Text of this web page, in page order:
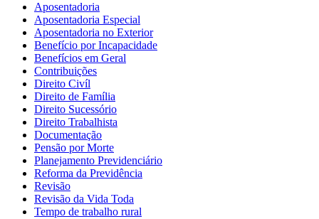
Aposentadoria
Aposentadoria Especial
Aposentadoria no Exterior
Benefício por Incapacidade
Benefícios em Geral
Contribuições
Direito Civíl
Direito de Família
Direito Sucessório
Direito Trabalhista
Documentação
Pensão por Morte
Planejamento Previdenciário
Reforma da Previdência
Revisão
Revisão da Vida Toda
Tempo de trabalho rural